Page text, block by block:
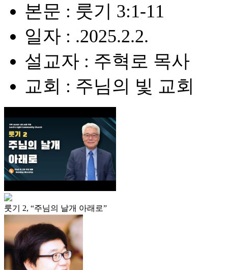
본문 : 룻기 3:1-11
일자 : .2025.2.2.
설교자 : 주혁로 목사
교회 : 주님의 빛 교회
룻기 2, “주님의 날개 아래로”